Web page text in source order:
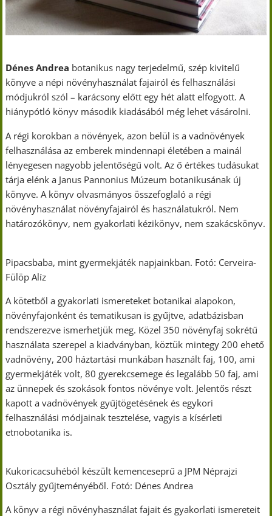
Dénes Andrea botanikus nagy terjedelmű, szép kivitelű
könyve a népi növényhasználat fajairól és felhasználási
módjukról szól – karácsony előtt egy hét alatt elfogyott. A
hiánypótló könyv második kiadásából még lehet vásárolni.
A régi korokban a növények, azon belül is a vadnövények
felhasználása az emberek mindennapi életében a mainál
lényegesen nagyobb jelentőségű volt. Az ő értékes tudásukat
tárja elénk a Janus Pannonius Múzeum botanikusának új
könyve. A könyv olvasmányos összefoglaló a régi
növényhasználat növényfajairól és használatukról. Nem
határozókönyv, nem gyakorlati kézikönyv, nem szakácskönyv.
Pipacsbaba, mint gyermekjáték napjainkban. Fotó: Cerveira-
Fülöp Alíz
A kötetből a gyakorlati ismereteket botanikai alapokon,
növényfajonként és tematikusan is gyűjtve, adatbázisban
rendszerezve ismerhetjük meg. Közel 350 növényfaj sokrétű
használata szerepel a kiadványban, köztük mintegy 200 ehető
vadnövény, 200 háztartási munkában használt faj, 100, ami
gyermekjáték volt, 80 gyerekcsemege és legalább 50 faj, ami
az ünnepek és szokások fontos növénye volt. Jelentős részt
kapott a vadnövények gyűjtögetésének és egykori
felhasználási módjainak tesztelése, vagyis a kísérleti
etnobotanika is.
Kukoricacsuhéból készült kemenceseprű a JPM Néprajzi
Osztály gyűjteményéből. Fotó: Dénes Andrea
A könyv a régi növényhasználat fajait és gyakorlati ismereteit